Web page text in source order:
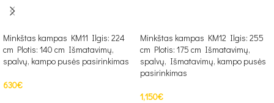
Minkštas kampas KM11 Ilgis: 224
cm Plotis: 140 cm Išmatavimų,
spalvų, kampo pusės pasirinkimas
630€
Minkštas kampas KM12 Ilgis: 255
cm Plotis: 175 cm Išmatavimų,
spalvų, Išmatavimų, kampo pusės
pasirinkimas
1,150€